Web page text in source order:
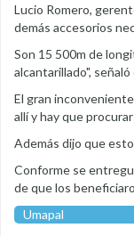
Lucio Romero,
demás accesorios
Son 15 500m de
alcantarillado",
El gran
allí y hay que
Además dijo que
Conforme se
de que los
Umapal